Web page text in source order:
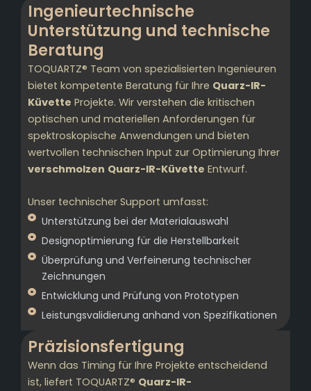
Ingenieurtechnische
Unterstützung und technische
Beratung
TOQUARTZ® Team von spezialisierten Ingenieuren
bietet kompetente Beratung für Ihre Quarz-IR-
Küvette Projekte. Wir verstehen die kritischen
optischen und materiellen Anforderungen für
spektroskopische Anwendungen und bieten
wertvollen technischen Input zur Optimierung Ihrer
verschmolzen Quarz-IR-Küvette Entwurf.
Unser technischer Support umfasst:
Unterstützung bei der Materialauswahl
Designoptimierung für die Herstellbarkeit
Überprüfung und Verfeinerung technischer
Zeichnungen
Entwicklung und Prüfung von Prototypen
Leistungsvalidierung anhand von Spezifikationen
Präzisionsfertigung
Wenn das Timing für Ihre Projekte entscheidend
ist, liefert TOQUARTZ® Quarz-IR-